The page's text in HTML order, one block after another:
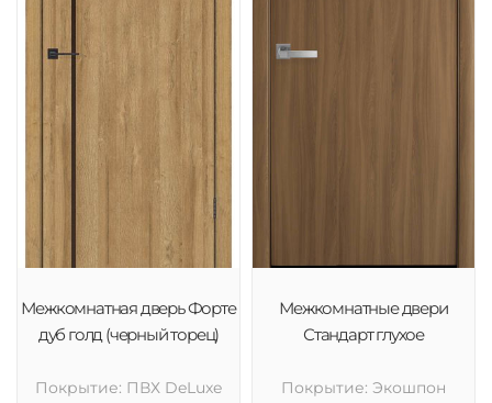
Межкомнатная дверь Форте
дуб голд (черный торец)
Покрытие: ПВХ DeLuxe
Межкомнатные двери
Стандарт глухое
Покрытие: Экошпон